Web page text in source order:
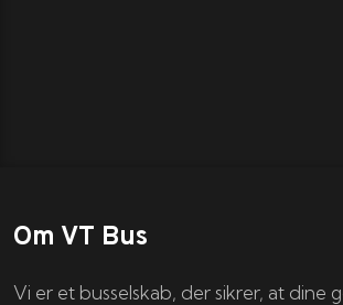
Om VT Bus
Vi er et busselskab, der sikrer, at dine